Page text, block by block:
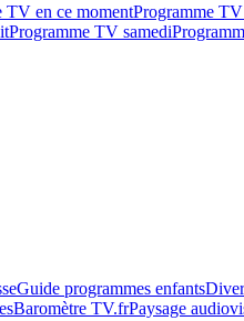
TV en ce momentProgramme
Programme TV samedi
Guide programmes enfants
Baromètre TV.frPaysage